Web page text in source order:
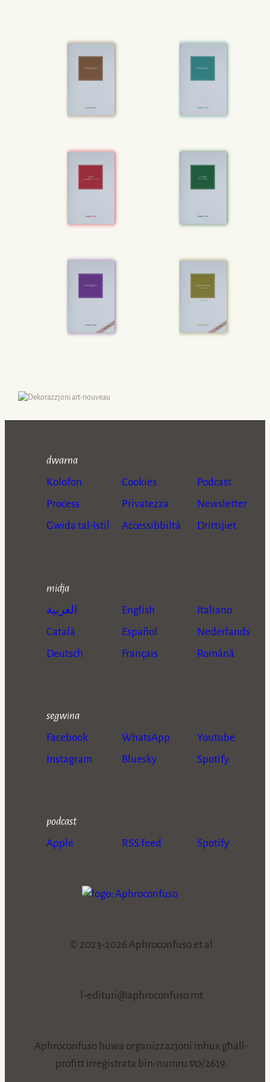
l-Ewropewli jrid idaħħal l-immigranti,
flimkien ma’ fantażiji dwar narrattivi ta’
grandjożità imperjali u kolonjali. Din
b’mod konxju f’dawk
pro-
lis-suġġett
Ingliż ħaseb li
ġaladarbal-Ingilterra mill-UE, ħa
sens ta’ jouissance)
bir-riżultattal-vot.
tgħattil-implikazzjoni
mistura ta’ xenqa
għal totalità li qatt ma tista’ tinkiseb: fejn
anki wara Brexit dak li ġie mwiegħed,
dwarna
Kolofon
Proċess
Gwida tal-Istil
Cookies
Privatezza
Aċċessibbiltà
Podcast
Newsletter
Drittijiet
midja
العربية
Català
Deutsch
English
Español
Français
Italiano
Nederlands
Română
segwina
Facebook
Instagram
WhatsApp
Bluesky
Youtube
Spotify
podcast
Apple
RSS feed Spotify
l-edituri@aphroconfuso.mt
Aphroconfuso huwa organizzazjoni mhux għall-
profitt irreġistrata bin-numru vo/2619.
© 2023-2026 Aphroconfuso et al